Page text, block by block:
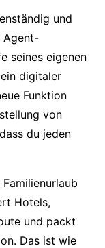
und
Agent-
seines eigenen
digitaler
Funktion
von
du jeden
Hotels,
und packt
Das ist wie